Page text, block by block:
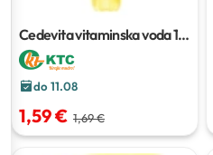
Cedevita vitaminska voda1,5
l
do 11.08
1,59 € 1,69 €